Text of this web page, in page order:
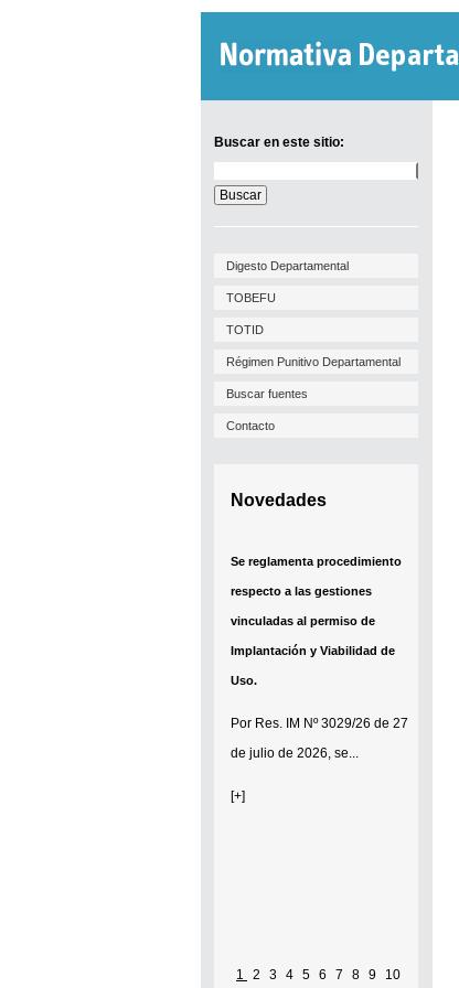
Buscar en este sitio:
en
este
sitio:
Digesto Departamental
TOBEFU
TOTID
Régimen Punitivo Departamental
Buscar fuentes
Contacto
Novedades
Se reglamenta procedimiento
respecto a las gestiones
vinculadas al permiso de
Implantación y Viabilidad de
Uso.
Por Res. IM Nº 3029/26 de 27
de julio de 2026, se...
[+]
1 2 3 4 5 6 7 8 9 10